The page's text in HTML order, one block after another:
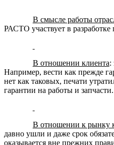
В смысле работы
РАСТО участвует в
В отношении клиента:
Например, вести как прежде
нет как таковых, печати
гарантии на работы и запчасти.
В отношении к рынку
давно ушли и даже срок
оказывается вне прежних